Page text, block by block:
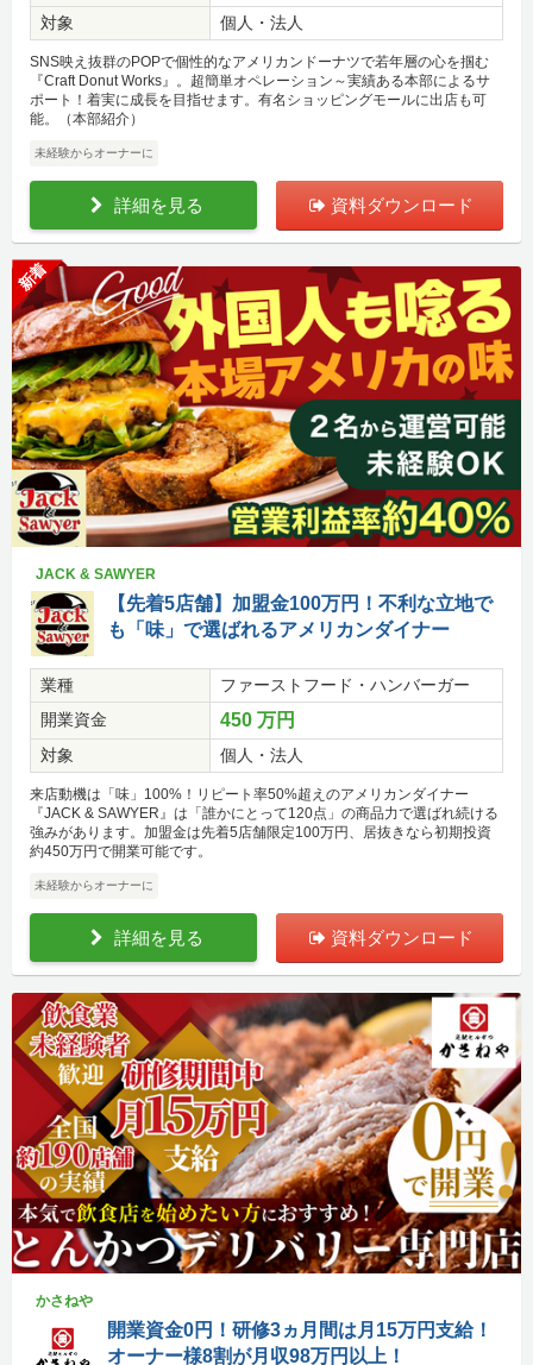
対象 個人・法人
SNS映え抜群のPOPで個性的なアメリカンドーナツで若年層の心を掴む
『Craft Donut Works』。超簡単オペレーション～実績ある本部によるサ
ポート！着実に成長を目指せます。有名ショッピングモールに出店も可
能。（本部紹介）
未経験からオーナーに
詳細を見る 資料ダウンロード
新着
JACK & SAWYER
【先着5店舗】加盟金100万円！不利な立地で
も「味」で選ばれるアメリカンダイナー
業種
ファーストフード・ハンバーガー
開業資金
450 万円
対象 個人・法人
来店動機は「味」100%！リピート率50%超えのアメリカンダイナー
『JACK & SAWYER』は「誰かにとって120点」の商品力で選ばれ続ける
強みがあります。加盟金は先着5店舗限定100万円、居抜きなら初期投資
約450万円で開業可能です。
未経験からオーナーに
詳細を見る 資料ダウンロード
かさねや
開業資金0円！研修3ヵ月間は月15万円支給！
オーナー様8割が月収98万円以上！